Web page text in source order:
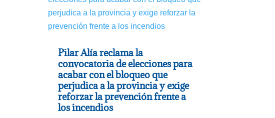
Pilar Alía reclama la
convocatoria de elecciones para
acabar con el bloqueo que
perjudica a la provincia y exige
reforzar la prevención frente a
los incendios